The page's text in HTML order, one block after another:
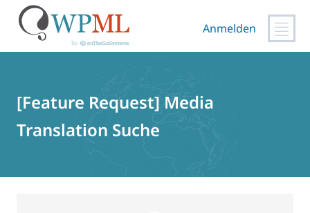
Anmelden
[Feature Request] Media
Translation Suche